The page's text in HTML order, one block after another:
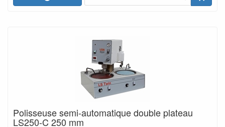
Polisseuse semi-automatique double plateau
LS250-C 250 mm